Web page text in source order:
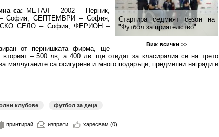
Стартира седмият сезон на
"Футбол за приятелство"
Виж всички >>
са: МЕТАЛ – 2002 – Перник,
София, СЕПТЕМВРИ – София,
СЕЛО – София, ФЕРИОН –
от пернишката фирма, ще
вторият – 500 лв, а 400 лв. ще отидат за класиралия се на трето
малчуганите са осигурени и много подаръци, предметни награди и
клубове футбол за деца
принтирай изпрати харесвам (0)